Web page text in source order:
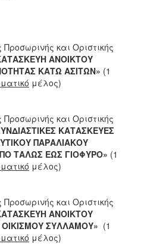
και Οριστικής
ΑΝΟΙΚΤΟΥ
ΚΑΤΩ ΑΣΙΤΩΝ» (1
μέλος)
και Οριστικής
ΚΑΤΑΣΚΕΥΕΣ
ΠΑΡΑΛΙΑΚΟΥ
ΤΑΛΩΣ ΕΩΣ ΓΙΟΦΥΡΟ» (1
μέλος)
και Οριστικής
ΑΝΟΙΚΤΟΥ
ΟΙΚΙΣΜΟΥ ΣΥΛΛΑΜΟΥ» (1
μέλος)